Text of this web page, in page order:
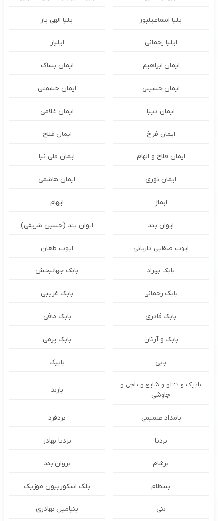
ایلیا اسماعیلپور ایلیا الهی یار
ایلیا رحمانی ایلیار
ایمان ابراهیم ایمان بساک
ایمان حسینی ایمان حشمتی
ایمان دیبا ایمان غلامی
ایمان فرخ ایمان فلاح
ایمان فلاح و الهام ایمان قلی نیا
ایمان نوری ایمان هاشمی
ایماژ ایهام
ایوان بند ایوان بند (حسین شریفی)
ایوب صفایی داریانی ایوب طغان
بابک بهراد بابک جهانبخش
بابک رحمانی بابک غریبی
بابک قادری بابک مافی
بابک و آرتان بابک پرمی
بابی بابیک
بابیک و تتلو و شایع و ناجی و
چاوشی
باربد
بامداد صمیمی بردفرد
بردیا بردیا بهادر
برشام بروان بند
بسطام بلک اسکورپیون موزیک
بنی بنیامین بهادری